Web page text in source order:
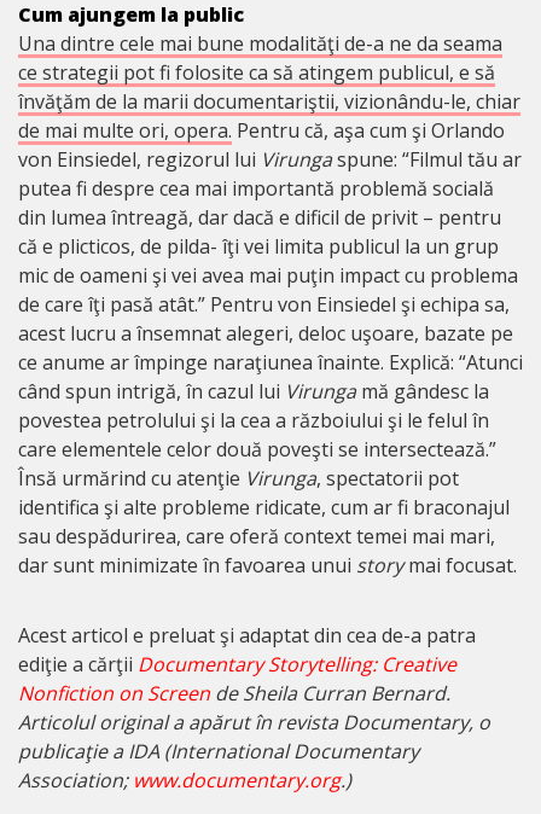
Cum ajungem la public
Una dintre cele mai bune modalităţi de-a ne da seama
ce strategii pot fi folosite ca să atingem publicul, e să
învăţăm de la marii documentariştii, vizionându-le, chiar
de mai multe ori, opera. Pentru că, aşa cum şi Orlando
von Einsiedel, regizorul lui Virungaspune: “Filmul tău ar
putea fi despre cea mai importantă problemă socială
din lumea întreagă, dar dacă e dificil de privit – pentru
că e plicticos, de pilda- îţi vei limita publicul la un grup
mic de oameni şi vei avea mai puţin impact cu problema
de care îţi pasă atât.” Pentru von Einsiedel şi echipa sa,
acest lucru a însemnat alegeri, deloc uşoare, bazate pe
ce anume ar împinge naraţiunea înainte. Explică: “Atunci
când spun intrigă, în cazul lui Virunga mă gândesc la
povestea petrolului şi la cea a războiului şi le felul în
care elementele celor două poveşti se intersectează.”
Însă urmărind cu atenţie Virunga, spectatorii pot
identifica şi alte probleme ridicate, cum ar fi braconajul
sau despădurirea, care oferă context temei mai mari,
dar sunt minimizate în favoarea unui storymai focusat.
Acest articol e preluat şi adaptat din cea de-a patra
ediţie a cărţii Documentary Storytelling: Creative
Nonfiction on Screen de Sheila Curran Bernard.
Articolul original a apărut în revista Documentary, o
publicaţie a IDA (International Documentary
Association; www.documentary.org.)